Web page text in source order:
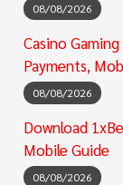
08/08/2026
Casino
Payments,
08/08/2026
Download
Mobile Guide
08/08/2026